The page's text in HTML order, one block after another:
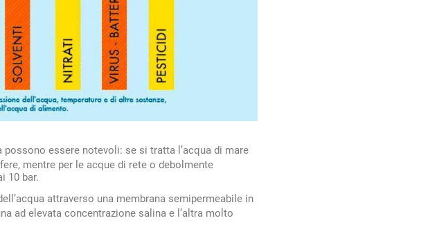
possono essere notevoli: se si tratta l’acqua di mare
mentre per le acque di rete o debolmente
10 bar.
attraverso una membrana semipermeabile in
ad elevata concentrazione salina e l’altra molto